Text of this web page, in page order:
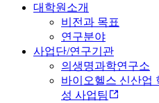
대학원소개
비전과 목표
연구분야
사업단/연구기관
의생명과학연구소
바이오헬스 신산업
성 사업팀